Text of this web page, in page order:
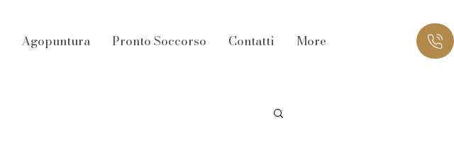
Agopuntura Pronto Soccorso Contatti More